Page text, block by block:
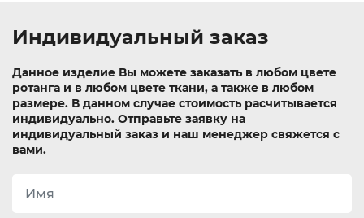
Индивидуальный заказ
Данное изделие Вы можете заказать в любом цвете
ротанга и в любом цвете ткани, а также в любом
размере. В данном случае стоимость расчитывается
индивидуально. Отправьте заявку на
индивидуальный заказ и наш менеджер свяжется с
вами.